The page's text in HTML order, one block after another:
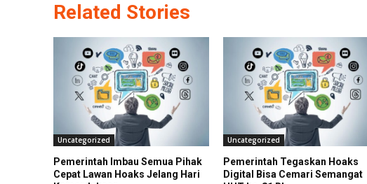
Related Stories
Uncategorized
Pemerintah Imbau Semua Pihak
Cepat Lawan Hoaks Jelang Hari
Uncategorized
Pemerintah Tegaskan Hoaks
Digital Bisa Cemari Semangat